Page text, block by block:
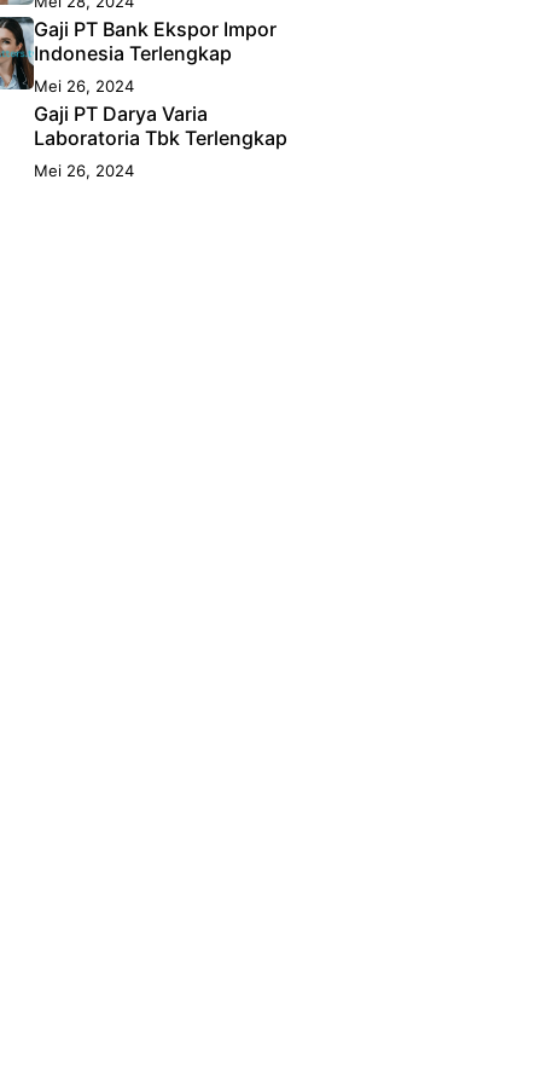
Gaji PT Bank Ekspor Impor
Indonesia Terlengkap
Mei 26, 2024
Gaji PT Darya Varia
Laboratoria Tbk Terlengkap
Mei 26, 2024